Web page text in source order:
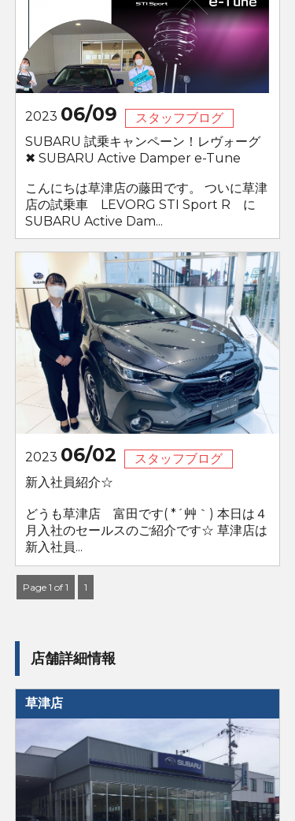
2023 06/09
スタッフブログ
SUBARU 試乗キャンペーン！レヴォーグ
✖ SUBARU Active Damper e-Tune
こんにちは草津店の藤田です。 ついに草津
店の試乗車 LEVORG STI Sport R に
SUBARU Active Dam...
2023 06/02
スタッフブログ
新入社員紹介☆
どうも草津店 富田です( *´艸｀) 本日は４
月入社のセールスのご紹介です☆ 草津店は
新入社員...
Page 1 of 1 1
店舗詳細情報
草津店